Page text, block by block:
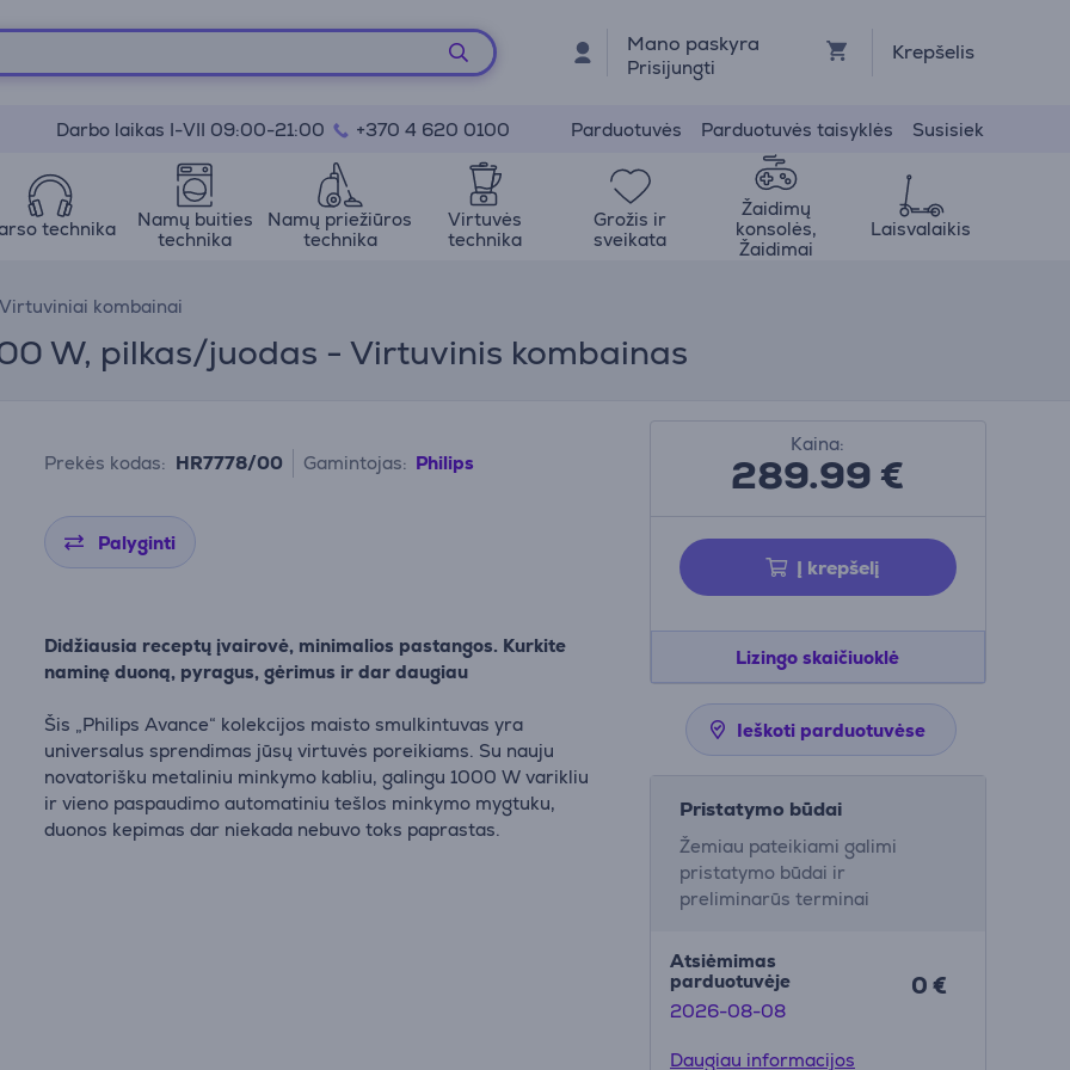
Mano paskyra
Prisijungti
Krepšelis
Darbo laikas I-VII 09:00-21:00 +370 4 620 0100 Parduotuvės Parduotuvės taisyklės Susisiek
technika
Namų buities
technika
Namų priežiūros
technika
Virtuvės
technika
Grožis ir
sveikata
Žaidimų
konsolės,
Žaidimai
Laisvalaikis
Virtuviniai kombainai
W, pilkas/juodas - Virtuvinis kombainas
Prekės kodas: HR7778/00 Gamintojas: Philips
Palyginti
Didžiausia receptų įvairovė, minimalios pastangos. Kurkite
naminę duoną, pyragus, gėrimus ir dar daugiau
Šis „Philips Avance“ kolekcijos maisto smulkintuvas yra
universalus sprendimas jūsų virtuvės poreikiams. Su nauju
novatorišku metaliniu minkymo kabliu, galingu 1000 W varikliu
ir vieno paspaudimo automatiniu tešlos minkymo mygtuku,
duonos kepimas dar niekada nebuvo toks paprastas.
Kaina:
289.99€
Į krepšelį
Lizingo skaičiuoklė
Ieškoti parduotuvėse
Pristatymo būdai
Žemiau pateikiami galimi
pristatymo būdai ir
preliminarūs terminai
Atsiėmimas
parduotuvėje
2026-08-08
0 €
Daugiau informacijos